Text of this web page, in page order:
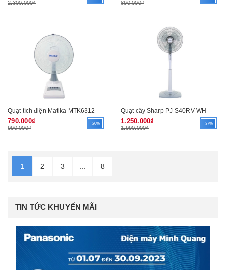
2.300.000₫ 890.000₫
Quạt tích điện Matika MTK6312
790.000₫
990.000₫
-20%
Quạt cây Sharp PJ-S40RV-WH
1.250.000₫
1.990.000₫
-37%
1 2 3 8
TIN TỨC KHUYẾN MÃI